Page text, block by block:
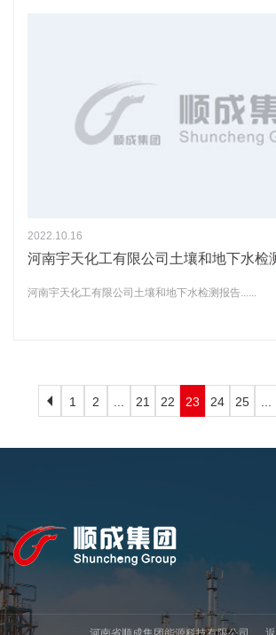
2022.10.16
河南宇天化工有限公司土壤和地下水检
河南宇天化工有限公司土壤和地下水检测报告......
1 2 21 22 23 24 25